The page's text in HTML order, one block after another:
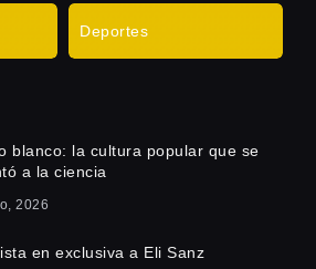
Deportes
blanco: la cultura popular que se
a la ciencia
2026
en exclusiva a Eli Sanz